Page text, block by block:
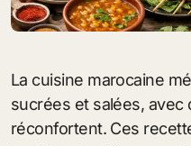
La cuisine marocaine mélange épices, saveurs
sucrées et salées, avec
réconfortent. Ces